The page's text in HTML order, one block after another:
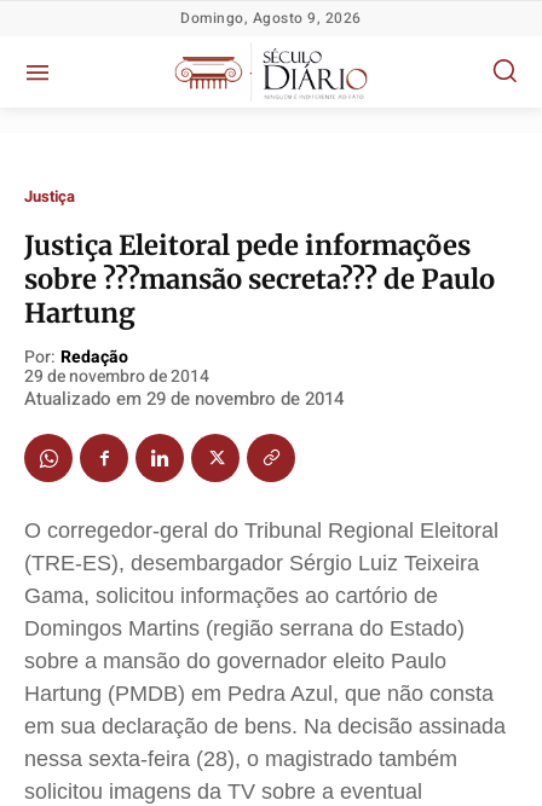
Socioeconômicas
Justiça
Educação
Segurança
Meio Ambiente
Saúde
Cidades
Direitos
Economia
Colunas
Socioeconômicas
Justiça
Educação
Segurança
Meio Ambiente
Saúde
Cidades
Direitos
Economia
Colunas
Socioeconômicas
Justiça
Educação
Segurança
Meio Ambiente
Saúde
Cidades
Direitos
Economia
Colunas
Socioeconômicas
Justiça
Educação
Segurança
Meio Ambiente
Saúde
Cidades
Direitos
Economia
Colunas
Domingo, Agosto 9, 2026
Justiça
Justiça Eleitoral pede informações
sobre ???mansão secreta??? de Paulo
Hartung
Por: Redação
29 de novembro de 2014
Atualizado em 29 de novembro de 2014
O corregedor-geral do Tribunal Regional Eleitoral
(TRE-ES), desembargador Sérgio Luiz Teixeira
Gama, solicitou informações ao cartório de
Domingos Martins (região serrana do Estado)
sobre a mansão do governador eleito Paulo
Hartung (PMDB) em Pedra Azul, que não consta
em sua declaração de bens. Na decisão assinada
nessa sexta-feira (28), o magistrado também
solicitou imagens da TV sobre a eventual